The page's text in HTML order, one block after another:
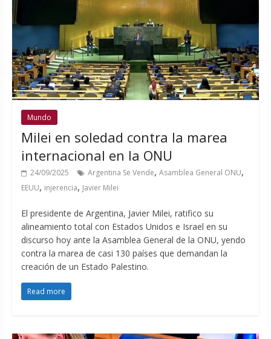
Mundo
Milei en soledad contra la marea
internacional en la ONU
24/09/2025 Argentina Se Vende, Asamblea General ONU,
EEUU, injerencia, Javier Milei
El presidente de Argentina, Javier Milei, ratifico su
alineamiento total con Estados Unidos e Israel en su
discurso hoy ante la Asamblea General de la ONU, yendo
contra la marea de casi 130 países que demandan la
creación de un Estado Palestino.
Read more